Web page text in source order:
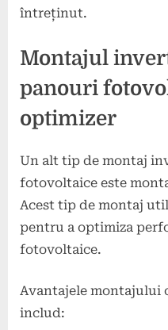
întreținut.
Montajul
panouri
optimizer
Un alt tip de montaj
fotovoltaice este
Acest tip de montaj
pentru a optimiza
fotovoltaice.
Avantajele montajului
includ: